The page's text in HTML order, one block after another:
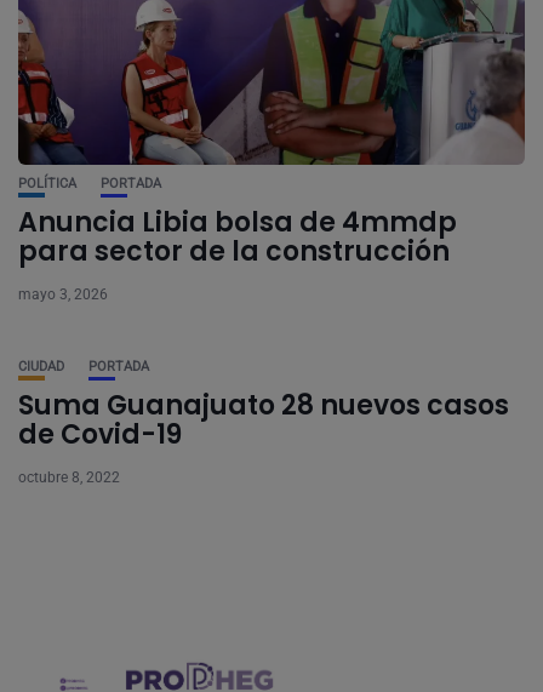
POLÍTICA PORTADA
Anuncia Libia bolsa de 4mmdp
para sector de la construcción
mayo 3, 2026
CIUDAD PORTADA
Suma Guanajuato 28 nuevos casos
de Covid-19
octubre 8, 2022